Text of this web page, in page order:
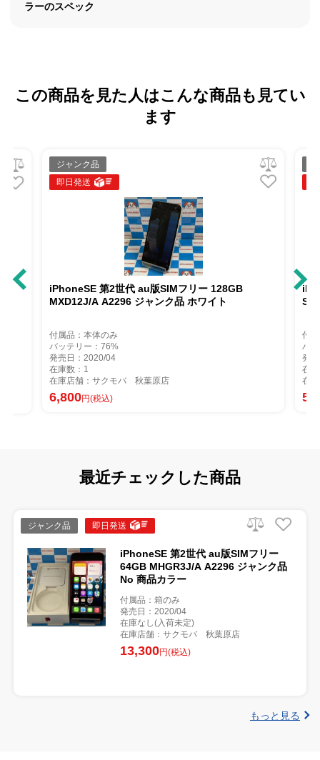
ラーのスペック
この商品を見た人はこんな商品も見てい
ます
ジャンク品
即日発送
iPhoneSE 第2世代 au版SIMフリー 128GB
MXD12J/A A2296 ジャンク品 ホワイト
付属品：本体のみ
バッテリー：76%
発売日：2020/04
在庫数：1
在庫店舗：サクモバ 秋葉原店
6,800円(税込)
付属
バ
発
在庫
在
最近チェックした商品
ジャンク品 即日発送
iPhoneSE 第2世代 au版SIMフリー
64GB MHGR3J/A A2296 ジャンク品
No 商品カラー
付属品：箱のみ
発売日：2020/04
在庫なし(入荷未定)
在庫店舗：サクモバ 秋葉原店
13,300円(税込)
もっと見る